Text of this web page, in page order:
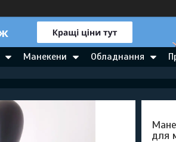
Манекени Обладнання
для